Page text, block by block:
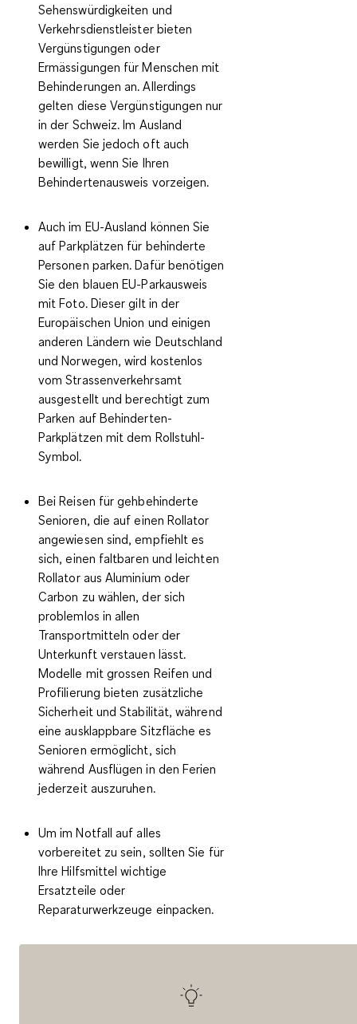
Sehenswürdigkeiten und
Verkehrsdienstleister bieten
Vergünstigungen oder
Ermässigungen für Menschen mit
Behinderungenan. Allerdings
gelten diese Vergünstigungen nur
in der Schweiz. Im Ausland
werden Sie jedoch oft auch
bewilligt, wenn Sie Ihren
Behindertenausweis vorzeigen.
Auch im EU-Ausland können Sie
auf Parkplätzen für behinderte
Personen parken. Dafür benötigen
Sie den blauen EU-Parkausweis
mit Foto. Dieser gilt in der
Europäischen Union und einigen
anderen Ländern wie Deutschland
und Norwegen, wird kostenlos
vom Strassenverkehrsamt
ausgestellt und berechtigt zum
Parken auf Behinderten-
Parkplätzen mit dem Rollstuhl-
Symbol.
Bei Reisen für gehbehinderte
Senioren, die auf einen Rollator
angewiesen sind, empfiehlt es
sich, einen faltbaren und leichten
Rollator aus Aluminium oder
Carbon zu wählen, der sich
problemlos in allen
Transportmitteln oder der
Unterkunft verstauen lässt.
Modelle mit grossen Reifen und
Profilierung bieten zusätzliche
Sicherheit und Stabilität, während
eine ausklappbare Sitzfläche es
Senioren ermöglicht, sich
während Ausflügen in den Ferien
jederzeit auszuruhen.
Um im Notfall auf alles
vorbereitet zu sein, sollten Sie für
Ihre Hilfsmittelwichtige
Ersatzteile oder
Reparaturwerkzeuge einpacken.